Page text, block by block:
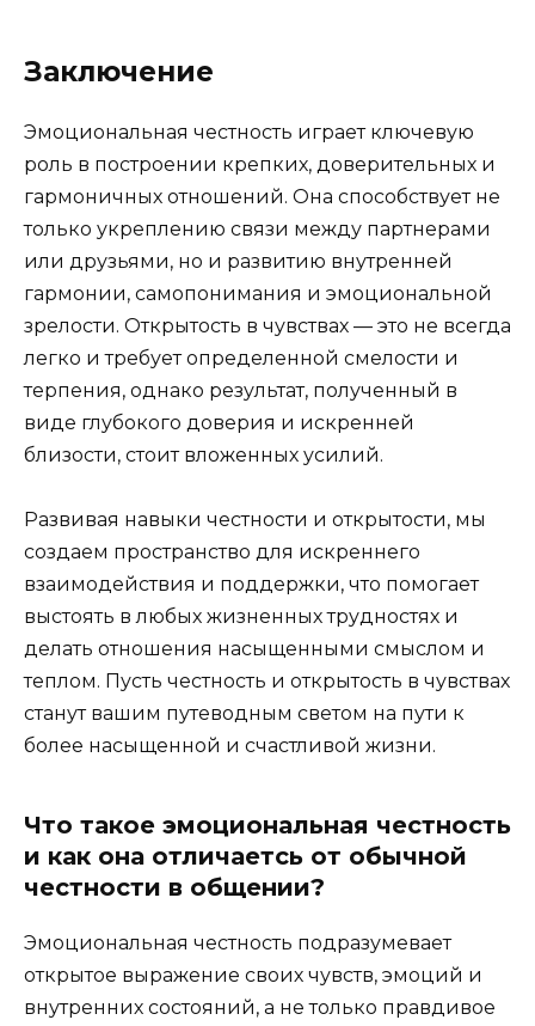
Заключение
Эмоциональная честность играет ключевую
роль в построении крепких, доверительных и
гармоничных отношений. Она способствует не
только укреплению связи между партнерами
или друзьями, но и развитию внутренней
гармонии, самопонимания и эмоциональной
зрелости. Открытость в чувствах — это не всегда
легко и требует определенной смелости и
терпения, однако результат, полученный в
виде глубокого доверия и искренней
близости, стоит вложенных усилий.
Развивая навыки честности и открытости, мы
создаем пространство для искреннего
взаимодействия и поддержки, что помогает
выстоять в любых жизненных трудностях и
делать отношения насыщенными смыслом и
теплом. Пусть честность и открытость в чувствах
станут вашим путеводным светом на пути к
более насыщенной и счастливой жизни.
Что такое эмоциональная честность
и как она отличаетсь от обычной
честности в общении?
Эмоциональная честность подразумевает
открытое выражение своих чувств, эмоций и
внутренних состояний, а не только правдивое